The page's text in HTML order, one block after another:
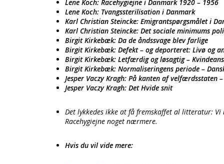
Lene Koch: Racehygiejne i Danmark 1920 – 1956
Lene Koch: Tvangssterilisation i Danmark
Karl Christian Steincke: Emigrantspørgsmålet i
Karl Christian Steincke: Det sociale minimums
Birgit Kirkebæk: Da de åndssvage blev farlige
Birgit Kirkebæk: Defekt – og deporteret: Livø og
Birgit Kirkebæk: Letfærdig og løsagtig –
Birgit Kirkebæk: Normaliseringens periode –
Jesper Vaczy Kragh: På kanten af
Jesper Vaczy Kragh: Det Hvide snit
Det lykkedes ikke at få fremskaffet al litteratur:
Racehygiejne noget nærmere.
Hvis du vil vide mere: